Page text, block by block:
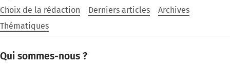
Choix de la rédaction Derniers articles
Archives
Thématiques
Qui sommes-nous ?